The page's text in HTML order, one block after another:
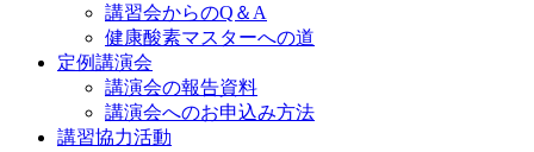
講習会からのQ＆A
健康酸素マスターへの道
定例講演会
講演会の報告資料
講演会へのお申込み方法
講習協力活動